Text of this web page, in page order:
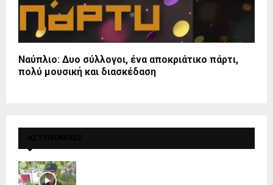
Ναύπλιο: Δυο σύλλογοι, ένα αποκριάτικο πάρτι,
πολύ μουσική και διασκέδαση